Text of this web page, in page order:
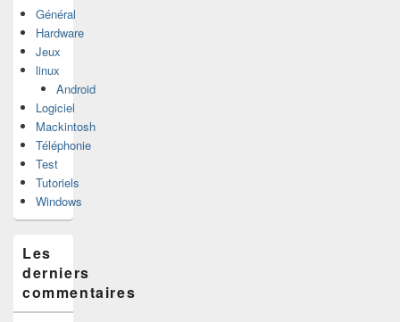
Général
Hardware
Jeux
linux
Android
Logiciel
Mackintosh
Téléphonie
Test
Tutoriels
Windows
Les
derniers
commentaires